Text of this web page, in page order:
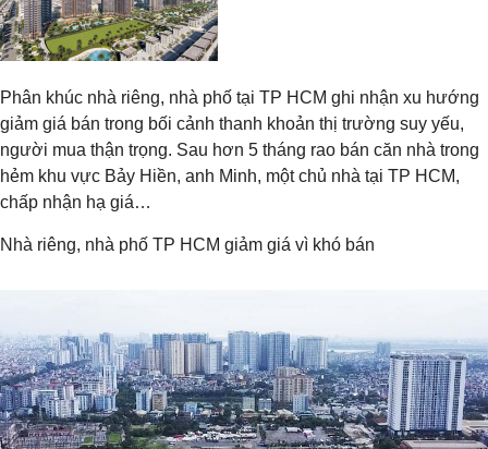
Phân khúc nhà riêng, nhà phố tại TP HCM ghi nhận xu hướng
giảm giá bán trong bối cảnh thanh khoản thị trường suy yếu,
người mua thận trọng. Sau hơn 5 tháng rao bán căn nhà trong
hẻm khu vực Bảy Hiền, anh Minh, một chủ nhà tại TP HCM,
chấp nhận hạ giá…
Nhà riêng, nhà phố TP HCM giảm giá vì khó bán